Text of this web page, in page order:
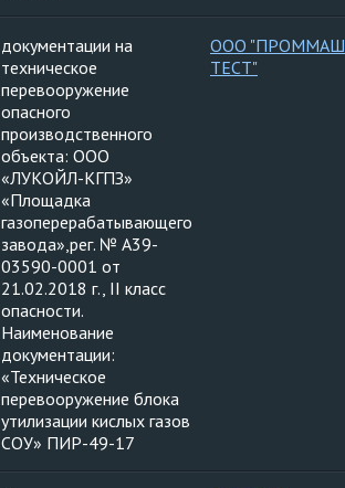
документации на
техническое
перевооружение
опасного
производственного
объекта: ООО
«ЛУКОЙЛ-КГПЗ»
«Площадка
газоперерабатывающего
завода»,рег. № А39-
03590-0001 от
21.02.2018 г., II класс
опасности.
Наименование
документации:
«Техническое
перевооружение блока
утилизации кислых газов
СОУ» ПИР-49-17
ООО "ПРОММАШ
ТЕСТ"